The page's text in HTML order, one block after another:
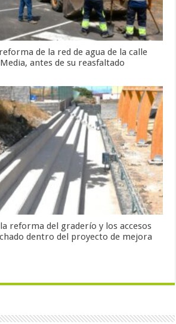
de la red de agua de la calle
antes de su reasfaltado
reforma del graderío y los accesos
dentro del proyecto de mejora